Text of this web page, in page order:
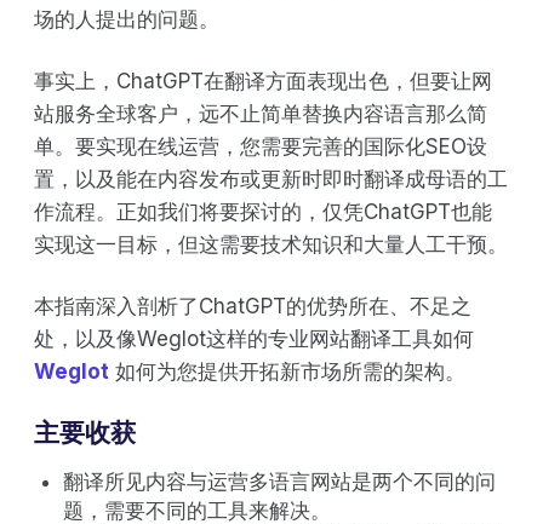
场的人提出的问题。
事实上，ChatGPT在翻译方面表现出色，但要让网
站服务全球客户，远不止简单替换内容语言那么简
单。要实现在线运营，您需要完善的国际化SEO设
置，以及能在内容发布或更新时即时翻译成母语的工
作流程。正如我们将要探讨的，仅凭ChatGPT也能
实现这一目标，但这需要技术知识和大量人工干预。
本指南深入剖析了ChatGPT的优势所在、不足之
处，以及像Weglot这样的专业网站翻译工具如何
Weglot 如何为您提供开拓新市场所需的架构。
主要收获
翻译所见内容与运营多语言网站是两个不同的问
题，需要不同的工具来解决。